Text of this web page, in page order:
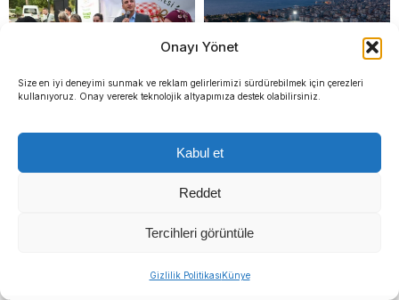
Onayı Yönet
Size en iyi deneyimi sunmak ve reklam gelirlerimizi sürdürebilmek için çerezleri
kullanıyoruz. Onay vererek teknolojik altyapımıza destek olabilirsiniz.
Kabul et
Reddet
Tercihleri görüntüle
Gizlilik PolitikasıKünye
Bornova’da doğal lezzetler
Geleneksel Reçel Festivali
Karşıyaka Stadı’nda
tartışmalarına yanıt: Süreç
emin adımlarla ilerliyor